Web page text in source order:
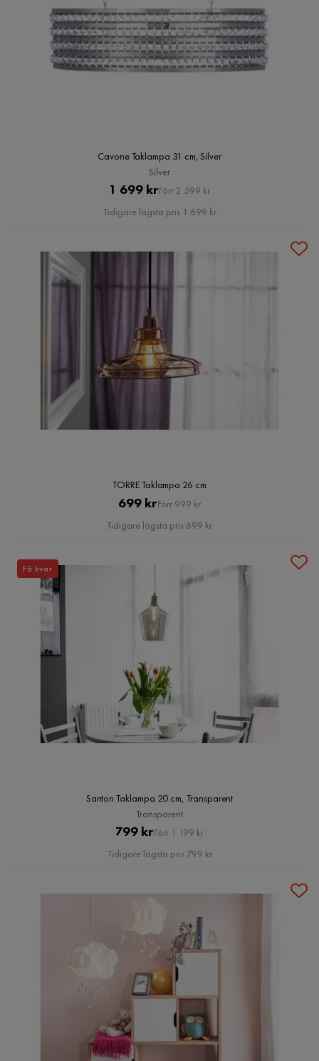
Cavone Taklampa 31 cm, Silver
Silver
Pris
1 699 krOriginal
Pris
Förr 2 599 kr
Tidigare lägsta pris 1 699 kr
TORRE Taklampa 26 cm
Pris
699 krOriginal
Pris
Förr 999 kr
Tidigare lägsta pris 699 kr
Santon Taklampa 20 cm, Transparent
Transparent
Pris
799 kr Original
Pris
Förr 1 199 kr
Tidigare lägsta pris 799 kr
Få kvar